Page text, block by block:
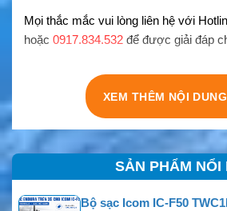
Mọi thắc mắc vui lòng liên hệ với
hoặc 0917.834.532 để được giải đáp
XEM THÊM NỘI DUNG
SẢN PHẨM NỔI
Bộ sạc Icom IC-F50